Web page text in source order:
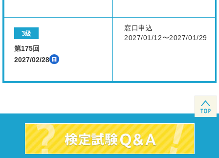
3級
第175回
2027/02/28
窓口申込
2027/01/12〜2027/01/29